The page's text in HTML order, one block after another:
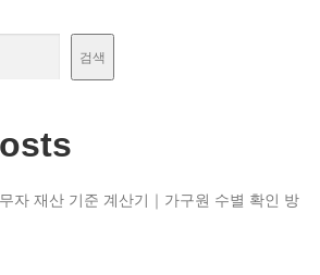
검색
자 재산 기준 계산기｜가구원 수별 확인 방